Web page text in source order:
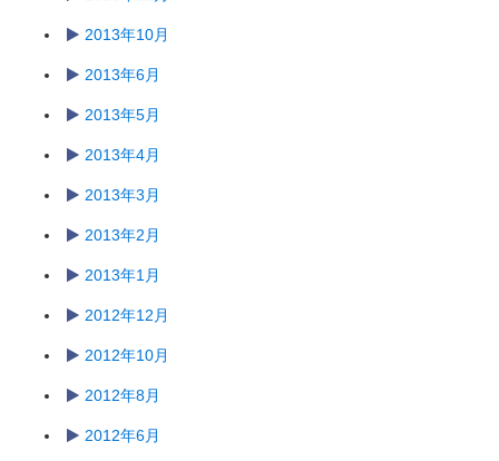
2013年10月
2013年6月
2013年5月
2013年4月
2013年3月
2013年2月
2013年1月
2012年12月
2012年10月
2012年8月
2012年6月